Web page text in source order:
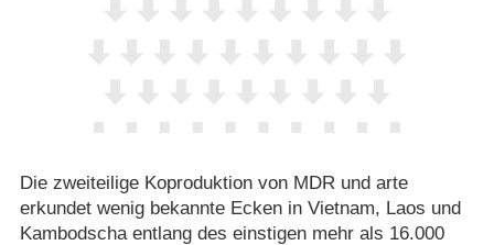
Die zweiteilige Koproduktion von MDR und arte
erkundet wenig bekannte Ecken in Vietnam, Laos und
Kambodscha entlang des einstigen mehr als 16.000